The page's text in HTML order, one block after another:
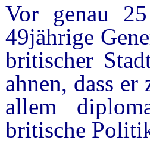
Vor genau
49jährige
britischer
ahnen, dass
allem
britische